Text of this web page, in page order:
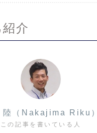
介
陸（Nakajima Riku）
この記事を書いている人